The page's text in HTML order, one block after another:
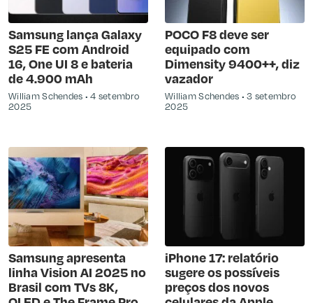
Samsung lança Galaxy
S25 FE com Android
16, One UI 8 e bateria
de 4.900 mAh
William Schendes
4 setembro
2025
POCO F8 deve ser
equipado com
Dimensity 9400++, diz
vazador
William Schendes
3 setembro
2025
Samsung apresenta
linha Vision AI 2025 no
Brasil com TVs 8K,
iPhone 17: relatório
sugere os possíveis
preços dos novos